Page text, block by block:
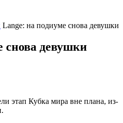
Lange: на подиуме снова девушки
снова девушки
этап Кубка мира вне плана, из-